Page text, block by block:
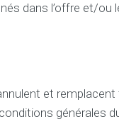
k
o
n
dans l’offre et/
et
générales